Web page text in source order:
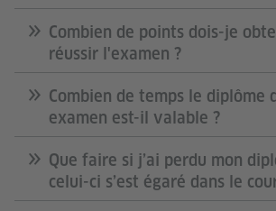
Combien de points dois-je
réussir l'examen ?
Combien de temps le diplôme
examen est-il valable ?
Que faire si j’ai perdu mon
celui-ci s’est égaré dans le